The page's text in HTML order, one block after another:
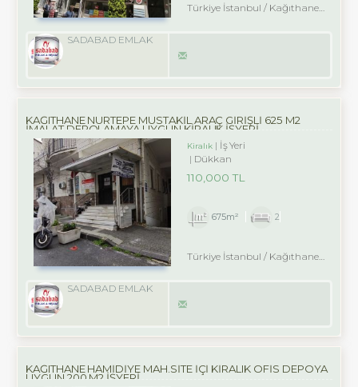
Türkiye İstanbul / Kağıthane
SADABAD EMLAK
KAĞITHANE NURTEPE MÜSTAKİL ARAÇ GİRİŞLİ 625 M2
İMALAT DEPOLAMAYA UYGUN KİRALIK İŞYERİ
Kiralık
İş Yeri
Dükkan
110,000 TL
675m² 2
Türkiye İstanbul / Kağıthane
SADABAD EMLAK
KAĞITHANE HAMİDİYE MAH.SİTE İÇİ KİRALIK OFİS DEPOYA
UYGUN 200 M2 İŞYERİ